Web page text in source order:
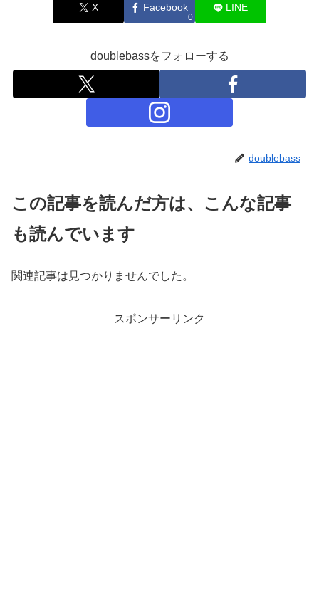
X Facebook
0
LINE
doublebassをフォローする
doublebass
この記事を読んだ方は、こんな記事
も読んでいます
関連記事は見つかりませんでした。
スポンサーリンク